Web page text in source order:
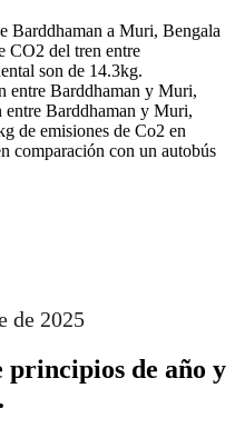
Barddhaman a Muri, Bengala
CO2 del tren entre
son de 14.3kg.
entre Barddhaman y Muri,
entre Barddhaman y Muri,
de emisiones de Co2 en
comparación con un autobús
de 2025
principios de año y